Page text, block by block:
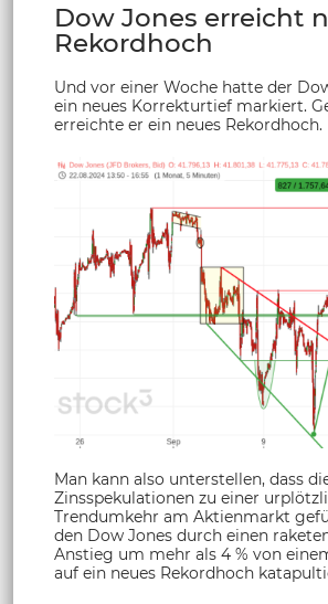
Dow Jones erreicht
Rekordhoch
Und vor einer Woche hatte der
ein neues Korrekturtief markiert.
erreichte er ein neues Rekordhoch.
Man kann also unterstellen, dass
Zinsspekulationen zu einer
Trendumkehr am Aktienmarkt
den Dow Jones durch einen
Anstieg um mehr als 4 % von
auf ein neues Rekordhoch